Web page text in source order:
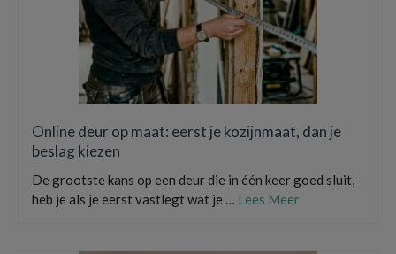
Online deur op maat: eerst je kozijnmaat, dan je
beslag kiezen
De grootste kans op een deur die in één keer goed sluit,
heb je als je eerst vastlegt wat je … Lees Meer